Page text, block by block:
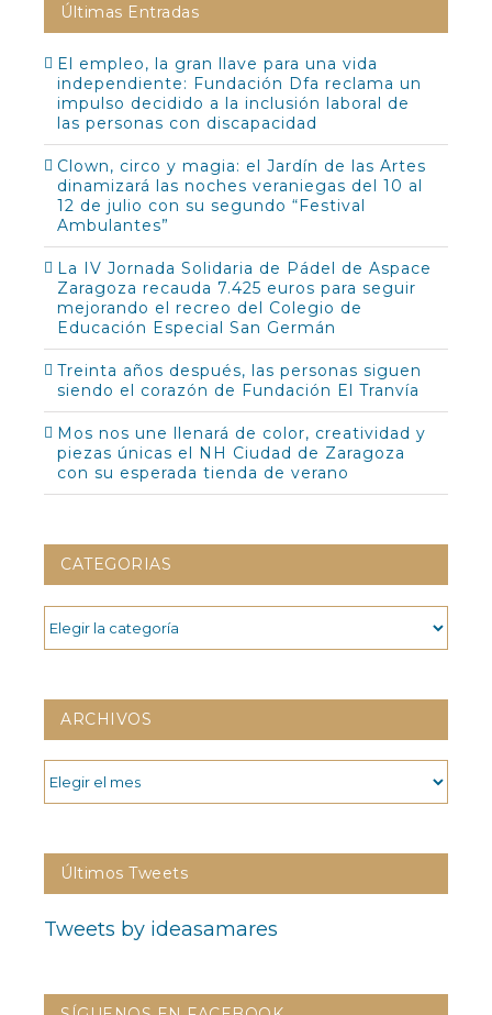
Últimas Entradas
El empleo, la gran llave para una vida
independiente: Fundación Dfa reclama un
impulso decidido a la inclusión laboral de
las personas con discapacidad
Clown, circo y magia: el Jardín de las Artes
dinamizará las noches veraniegas del 10 al
12 de julio con su segundo “Festival
Ambulantes”
La IV Jornada Solidaria de Pádel de Aspace
Zaragoza recauda 7.425 euros para seguir
mejorando el recreo del Colegio de
Educación Especial San Germán
Treinta años después, las personas siguen
siendo el corazón de Fundación El Tranvía
Mos nos une llenará de color, creatividad y
piezas únicas el NH Ciudad de Zaragoza
con su esperada tienda de verano
CATEGORIAS
CATEGORIAS
ARCHIVOS
ARCHIVOS
Últimos Tweets
Tweets by ideasamares